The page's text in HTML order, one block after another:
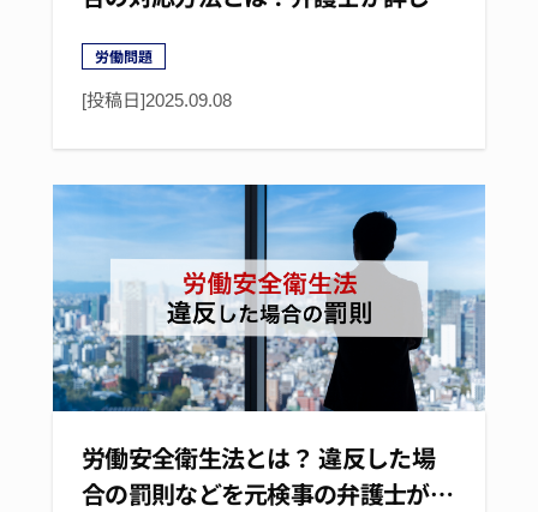
労働問題
[投稿日]2025.09.08
労働安全衛生法とは？ 違反した場
合の罰則などを元検事の弁護士が…